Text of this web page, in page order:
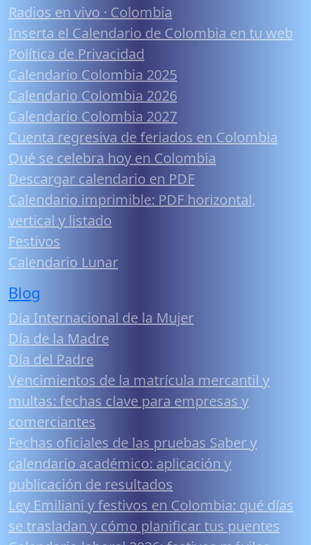
Radios en vivo · Colombia
Inserta el Calendario de Colombia en tu web
Política de Privacidad
Calendario Colombia 2025
Calendario Colombia 2026
Calendario Colombia 2027
Cuenta regresiva de feriados en Colombia
Qué se celebra hoy en Colombia
Descargar calendario en PDF
Calendario imprimible: PDF horizontal,
vertical y listado
Festivos
Calendario Lunar
Blog
Día Internacional de la Mujer
Día de la Madre
Día del Padre
Vencimientos de la matrícula mercantil y
multas: fechas clave para empresas y
comerciantes
Fechas oficiales de las pruebas Saber y
calendario académico: aplicación y
publicación de resultados
Ley Emiliani y festivos en Colombia: qué días
se trasladan y cómo planificar tus puentes